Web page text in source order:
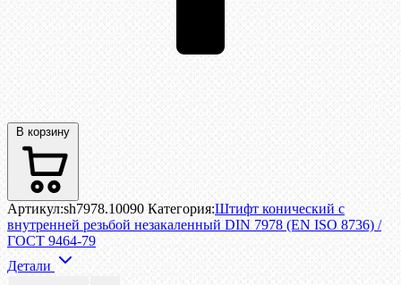
В корзину
Артикул:sh7978.10090 Категория:Штифт конический с
внутренней резьбой незакаленный DIN 7978 (EN ISO 8736) /
ГОСТ 9464-79
Детали